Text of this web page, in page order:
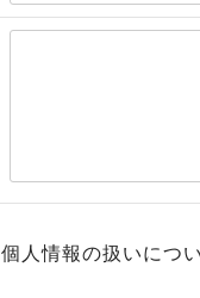
個人情報の扱いにつ